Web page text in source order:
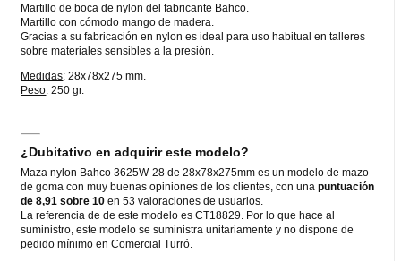
Martillo de boca de nylon del fabricante Bahco.
Martillo con cómodo mango de madera.
Gracias a su fabricación en nylon es ideal para uso habitual en talleres
sobre materiales sensibles a la presión.
Medidas: 28x78x275 mm.
Peso: 250 gr.
¿Dubitativo en adquirir este modelo?
Maza nylon Bahco 3625W-28 de 28x78x275mm es un modelo de mazo
de goma con muy buenas opiniones de los clientes, con unapuntuación
de 8,91 sobre 10 en 53 valoraciones de usuarios.
La referencia de de este modelo es CT18829. Por lo que hace al
suministro, este modelo se suministra unitariamente y no dispone de
pedido mínimo en Comercial Turró.